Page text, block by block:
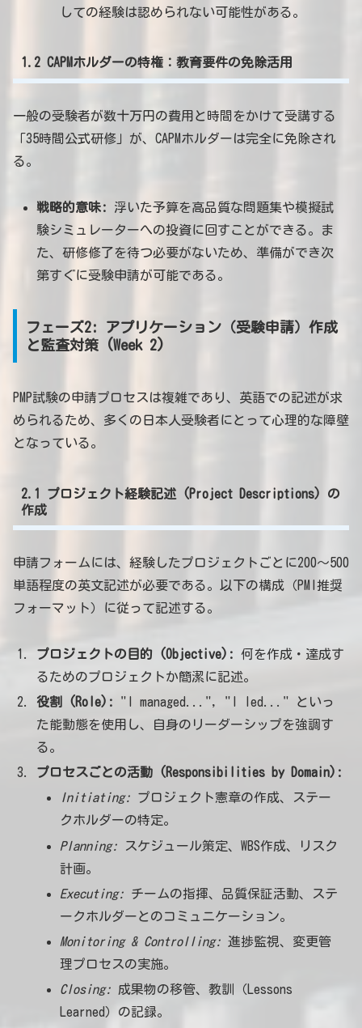
しての経験は認められない可能性がある。
1.2 CAPMホルダーの特権：教育要件の免除活用
一般の受験者が数十万円の費用と時間をかけて受講する
「35時間公式研修」が、CAPMホルダーは完全に免除され
る。
戦略的意味:
浮いた予算を高品質な問題集や模擬試
験シミュレーターへの投資に回すことができる。ま
た、研修修了を待つ必要がないため、準備ができ次
第すぐに受験申請が可能である。
フェーズ2: アプリケーション（受験申請）作成
と監査対策 (Week 2)
PMP試験の申請プロセスは複雑であり、英語での記述が求
められるため、多くの日本人受験者にとって心理的な障壁
となっている。
2.1 プロジェクト経験記述 (Project Descriptions) の
作成
申請フォームには、経験したプロジェクトごとに200〜500
単語程度の英文記述が必要である。以下の構成（PMI推奨
フォーマット）に従って記述する。
プロジェクトの目的 (Objective):
何を作成・達成す
るためのプロジェクトか簡潔に記述。
役割 (Role):
"I managed...", "I led..." といっ
た能動態を使用し、自身のリーダーシップを強調す
る。
プロセスごとの活動 (Responsibilities by Domain):
Initiating: プロジェクト憲章の作成、ステー
クホルダーの特定。
Planning: スケジュール策定、WBS作成、リスク
計画。
Executing: チームの指揮、品質保証活動、ステ
ークホルダーとのコミュニケーション。
Monitoring & Controlling: 進捗監視、変更管
理プロセスの実施。
Closing: 成果物の移管、教訓（Lessons
Learned）の記録。